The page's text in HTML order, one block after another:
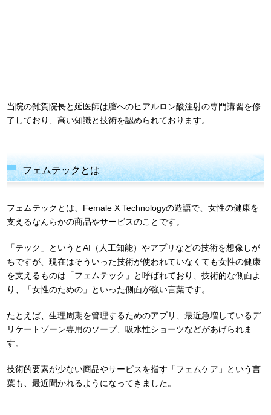
当院の雑賀院長と延医師は膣へのヒアルロン酸注射の専門講習を修
了しており、高い知識と技術を認められております。
フェムテックとは
フェムテックとは、Female X Technologyの造語で、女性の健康を
支えるなんらかの商品やサービスのことです。
「テック」というとAI（人工知能）やアプリなどの技術を想像しが
ちですが、現在はそういった技術が使われていなくても女性の健康
を支えるものは「フェムテック」と呼ばれており、技術的な側面よ
り、「女性のための」といった側面が強い言葉です。
たとえば、生理周期を管理するためのアプリ、最近急増しているデ
リケートゾーン専用のソープ、吸水性ショーツなどがあげられま
す。
技術的要素が少ない商品やサービスを指す「フェムケア」という言
葉も、最近聞かれるようになってきました。